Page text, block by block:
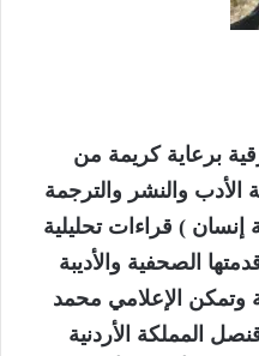
برعاية كريمة من
والنشر والترجمة
إنسان ) قراءات تحليلية
الصحفية والأديبة
وتمكن الإعلامي محمد
المملكة الأردنية